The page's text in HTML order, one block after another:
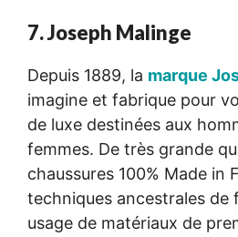
7. Joseph Malinge
Depuis 1889, la marque
imagine et fabrique pour
de luxe destinées aux
femmes. De très grande
chaussures 100% Made in
techniques ancestrales de
usage de matériaux de